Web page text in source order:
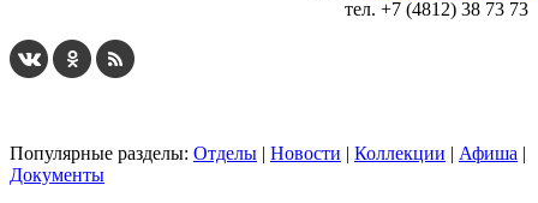
тел. +7 (4812) 38 73 73
Популярные разделы: Отделы | Новости | Коллекции | Афиша |
Документы